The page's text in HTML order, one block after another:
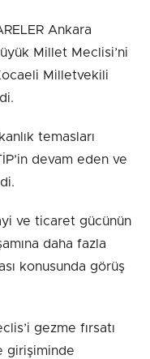
Ankara
Millet Meclisi’ni
Milletvekili
temasları
devam eden ve
ve ticaret gücünün
daha fazla
konusunda görüş
gezme fırsatı
girişiminde